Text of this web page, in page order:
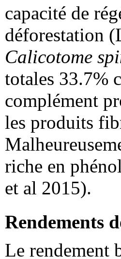
capacité de
déforestation
Calicotome
totales 33.7%
complément
les produits
riche en
et al 2015).
Rendements
Le rendement